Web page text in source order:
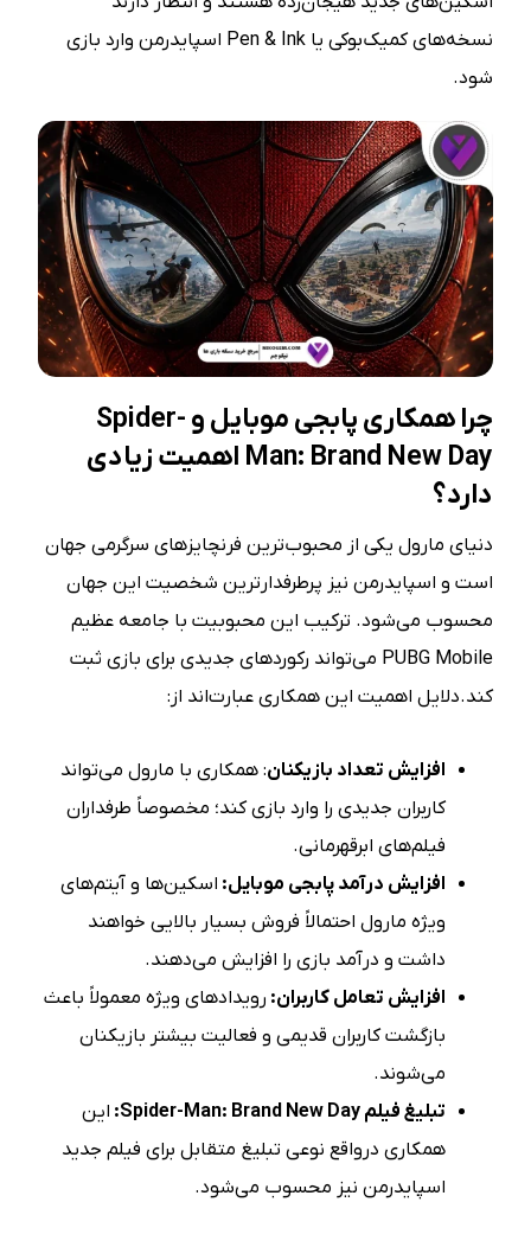
نسخه‌های کمیک‌بوکی یا Pen & Ink اسپایدرمن وارد بازی
شود.
چرا همکاری پابجی موبایل و Spider-
Man: Brand New Day اهمیت زیادی
دارد؟
دنیای مارول یکی از محبوب‌ترین فرنچایزهای سرگرمی جهان
است و اسپایدرمن نیز پرطرفدارترین شخصیت این جهان
محسوب می‌شود. ترکیب این محبوبیت با جامعه عظیم
PUBG Mobile می‌تواند رکوردهای جدیدی برای بازی ثبت
کند.دلایل اهمیت این همکاری عبارت‌اند از:
افزایش تعداد بازیکنان: همکاری با مارول می‌تواند
کاربران جدیدی را وارد بازی کند؛ مخصوصاً طرفداران
فیلم‌های ابرقهرمانی.
افزایش درآمد پابجی موبایل: اسکین‌ها و آیتم‌های
ویژه مارول احتمالاً فروش بسیار بالایی خواهند
داشت و درآمد بازی را افزایش می‌دهند.
افزایش تعامل کاربران: رویدادهای ویژه معمولاً باعث
بازگشت کاربران قدیمی و فعالیت بیشتر بازیکنان
می‌شوند.
تبلیغ فیلم Spider-Man: Brand New Day:
این
همکاری درواقع نوعی تبلیغ متقابل برای فیلم جدید
اسپایدرمن نیز محسوب می‌شود.